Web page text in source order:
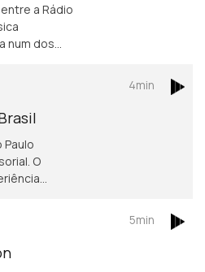
a Rádio
num dos
Paulo
O
4min
5min